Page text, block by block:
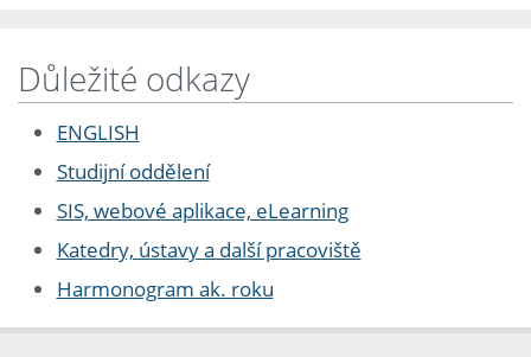
Důležité odkazy
ENGLISH
Studijní oddělení
SIS, webové aplikace, eLearning
Katedry, ústavy a další pracoviště
Harmonogram ak. roku